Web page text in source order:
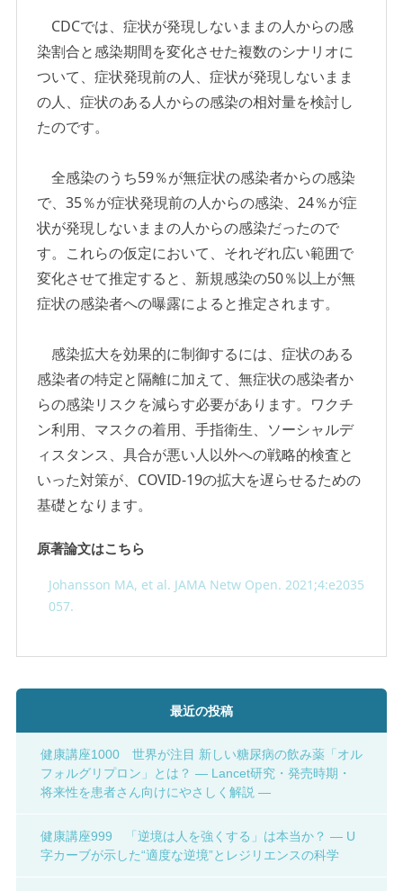
CDCでは、症状が発現しないままの人からの感
染割合と感染期間を変化させた複数のシナリオに
ついて、症状発現前の人、症状が発現しないまま
の人、症状のある人からの感染の相対量を検討し
たのです。
全感染のうち59％が無症状の感染者からの感染
で、35％が症状発現前の人からの感染、24％が症
状が発現しないままの人からの感染だったので
す。これらの仮定において、それぞれ広い範囲で
変化させて推定すると、新規感染の50％以上が無
症状の感染者への曝露によると推定されます。
感染拡大を効果的に制御するには、症状のある
感染者の特定と隔離に加えて、無症状の感染者か
らの感染リスクを減らす必要があります。ワクチ
ン利用、マスクの着用、手指衛生、ソーシャルデ
ィスタンス、具合が悪い人以外への戦略的検査と
いった対策が、COVID-19の拡大を遅らせるための
基礎となります。
原著論文はこちら
Johansson MA, et al. JAMA Netw Open. 2021;4:e2035
057.
最近の投稿
健康講座1000 世界が注目 新しい糖尿病の飲み薬「オル
フォルグリプロン」とは？ ― Lancet研究・発売時期・
将来性を患者さん向けにやさしく解説 ―
健康講座999 「逆境は人を強くする」は本当か？ ― U
字カーブが示した“適度な逆境”とレジリエンスの科学